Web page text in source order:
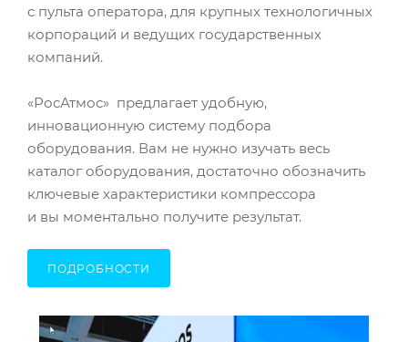
с пульта оператора, для крупных технологичных
корпораций и ведущих государственных
компаний.
«РосАтмос» предлагает удобную,
инновационную систему подбора
оборудования. Вам не нужно изучать весь
каталог оборудования, достаточно обозначить
ключевые характеристики компрессора
и вы моментально получите результат.
ПОДРОБНОСТИ